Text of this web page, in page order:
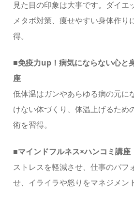
見た目の印象は大事です。ダイエ
メタボ対策、痩せやすい身体作り
得。
■免疫力up！病気にならない心と
座
低体温はガンやあらゆる病の元に
けない体づくり、体温上げるため
術を習得。
■マインドフルネス×ハンコミ講座
ストレスを軽減させ、仕事のパフ
せ、イライラや怒りをマネジメン